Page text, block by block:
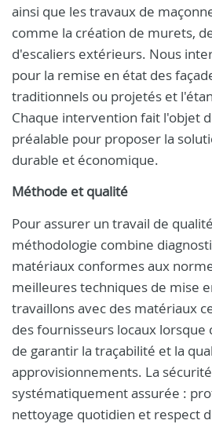
ainsi que les travaux de
comme la création de murets,
d'escaliers extérieurs. Nous
pour la remise en état des
traditionnels ou projetés et
Chaque intervention fait l'objet
préalable pour proposer la
durable et économique.
Méthode et qualité
Pour assurer un travail de
méthodologie combine
matériaux conformes aux
meilleures techniques de mise
travaillons avec des matériaux
des fournisseurs locaux lorsque
de garantir la traçabilité et la
approvisionnements. La
systématiquement assurée :
nettoyage quotidien et respect